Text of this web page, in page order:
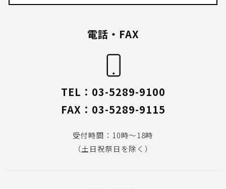
電話・FAX
TEL：03-5289-9100
FAX：03-5289-9115
受付時間：10時〜18時
（土日祝祭日を除く）